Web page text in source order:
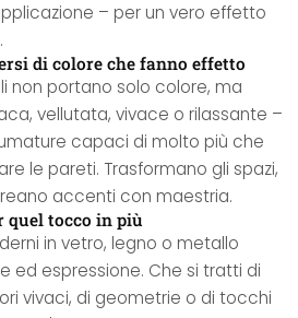
– per un vero effetto
di colore che fanno effetto
non portano solo colore, ma
vellutata, vivace o rilassante –
capaci di molto più che
le pareti. Trasformano gli spazi,
accenti con maestria.
quel tocco in più
in vetro, legno o metallo
ed espressione. Che si tratti di
vivaci, di geometrie o di tocchi